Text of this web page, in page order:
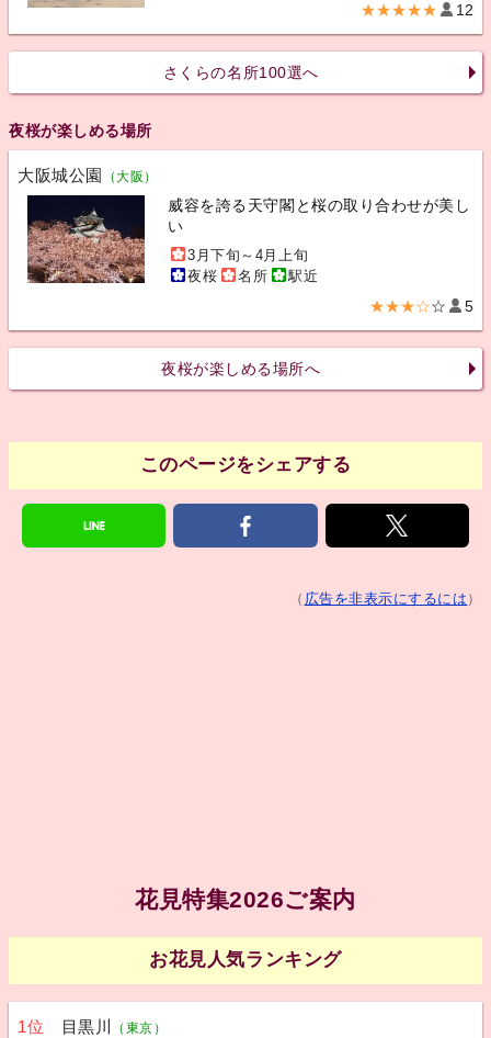
★★★★★ 12
さくらの名所100選へ
夜桜が楽しめる場所
大阪城公園 （大阪）
威容を誇る天守閣と桜の取り合わせが美し
い
3月下旬～4月上旬
夜桜
名所 駅近
★★★☆☆ 5
夜桜が楽しめる場所へ
このページをシェアする
（ 広告を非表示にするには ）
花見特集2026ご案内
お花見人気ランキング
1位 目黒川 （東京）